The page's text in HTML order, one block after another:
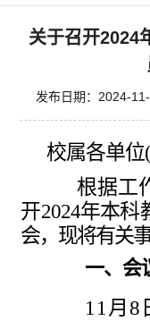
关于召开2024
发布日期：2024-
校属各单位
根据工
开2024年本科
会，现将有关
一、会
11月8